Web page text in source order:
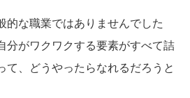
的な職業ではありませんでした
分がワクワクする要素がすべて詰
て、どうやったらなれるだろうと